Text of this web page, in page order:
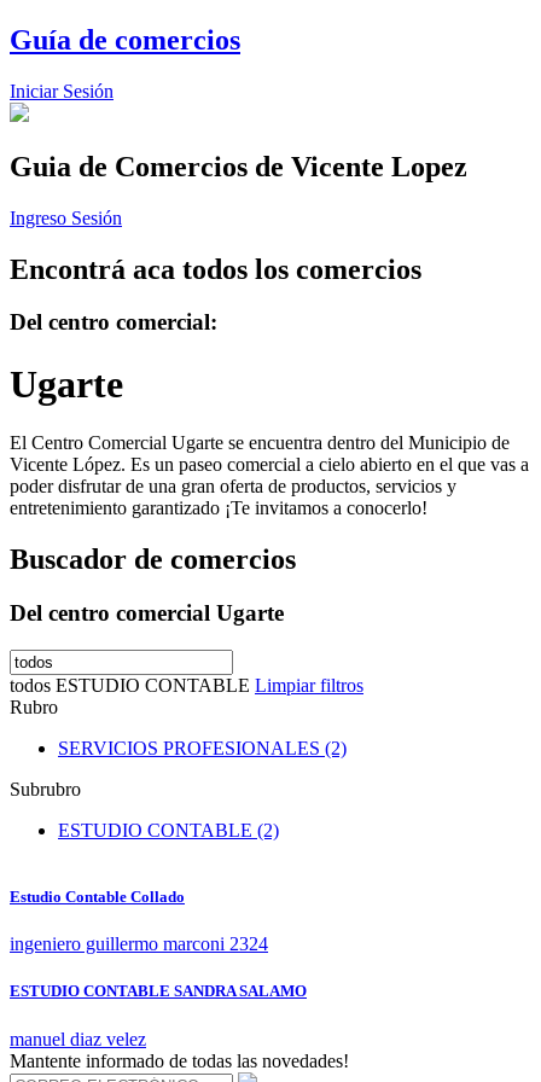
Guía de comercios
Iniciar Sesión
Guia de Comercios de Vicente Lopez
Ingreso Sesión
Encontrá aca todos los comercios
Del centro comercial:
Ugarte
El Centro Comercial Ugarte se encuentra dentro del Municipio de
Vicente López. Es un paseo comercial a cielo abierto en el que vas a
poder disfrutar de una gran oferta de productos, servicios y
entretenimiento garantizado ¡Te invitamos a conocerlo!
Buscador de comercios
Del centro comercial Ugarte
todos ESTUDIO CONTABLE Limpiar filtros
Rubro
SERVICIOS PROFESIONALES (2)
Subrubro
ESTUDIO CONTABLE (2)
Estudio Contable Collado
ingeniero guillermo marconi 2324
ESTUDIO CONTABLE SANDRA SALAMO
manuel diaz velez
Mantente informado de todas las novedades!